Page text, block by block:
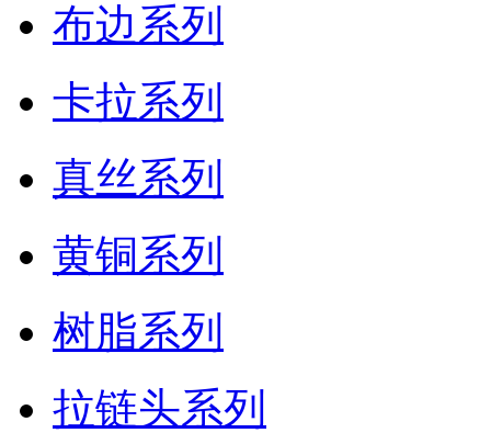
布边系列
卡拉系列
真丝系列
黄铜系列
树脂系列
拉链头系列